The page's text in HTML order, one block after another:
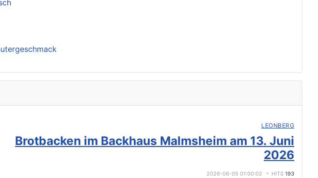
LEONBERG
Brotbacken im Backhaus Malmsheim am 13. Juni
2026
2026-06-05 01:00:02 HITS 193